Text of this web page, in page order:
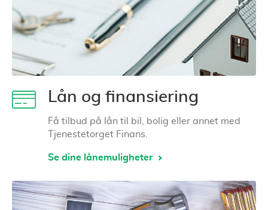
Lån og finansiering
Få tilbud på lån til bil, bolig eller annet med
Tjenestetorget Finans.
Se dine lånemuligheter